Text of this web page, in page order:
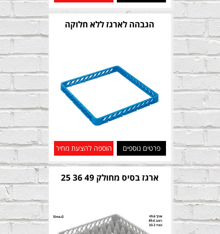
הגבהה לארגז ללא חלוקה
פרטים נוספים הוספה להצעת מחיר
ארגז בסיס מחולק 49 36 25